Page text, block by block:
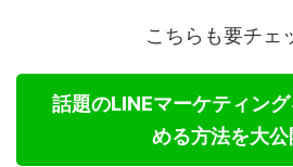
こちらも要チェ
話題のLINEマーケティン
める方法を大公